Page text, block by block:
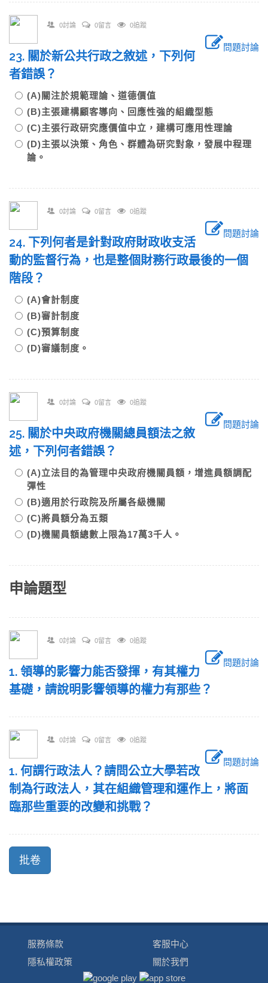
0討論 0留言 0追蹤
問題討論
23. 關於新公共行政之敘述，下列何
者錯誤？
(A)關注於規範理論、道德價值
(B)主張建構顧客導向、回應性強的組織型態
(C)主張行政研究應價值中立，建構可應用性理論
(D)主張以決策、角色、群體為研究對象，發展中程理
論。
0討論 0留言 0追蹤
問題討論
24. 下列何者是針對政府財政收支活
動的監督行為，也是整個財務行政最後的一個
階段？
(A)會計制度
(B)審計制度
(C)預算制度
(D)審議制度。
0討論 0留言 0追蹤
問題討論
25. 關於中央政府機關總員額法之敘
述，下列何者錯誤？
(A)立法目的為管理中央政府機關員額，增進員額調配
彈性
(B)適用於行政院及所屬各級機關
(C)將員額分為五類
(D)機關員額總數上限為17萬3千人。
申論題型
0討論 0留言 0追蹤
問題討論
1. 領導的影響力能否發揮，有其權力
基礎，請說明影響領導的權力有那些？
0討論 0留言 0追蹤
問題討論
1. 何謂行政法人？請問公立大學若改
制為行政法人，其在組織管理和運作上，將面
臨那些重要的改變和挑戰？
服務條款
隱私權政策
客服中心
關於我們